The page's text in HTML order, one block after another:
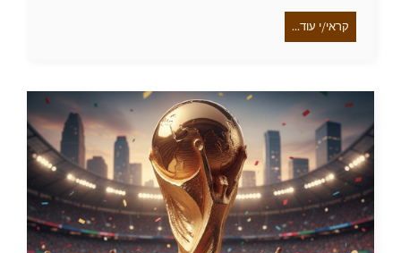
קראי/י עוד...